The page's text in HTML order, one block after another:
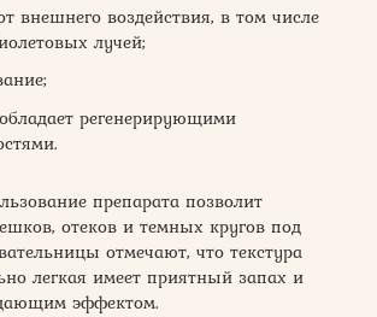
внешнего воздействия, в том числе
лучей;
регенерирующими
препарата позволит
отеков и темных кругов под
отмечают, что текстура
легкая имеет приятный запах и
эффектом.